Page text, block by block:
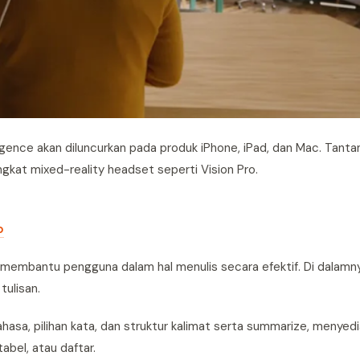
akan diluncurkan pada produk iPhone, iPad, dan Mac.
mixed-reality headset seperti Vision Pro.
pengguna dalam hal menulis secara efektif. Di
pilihan kata, dan struktur kalimat serta summarize,
atau daftar.